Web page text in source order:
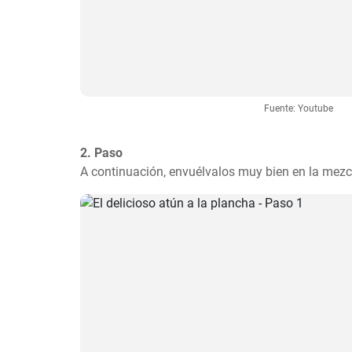
Fuente: Youtube
2. Paso
A continuación, envuélvalos muy bien en la